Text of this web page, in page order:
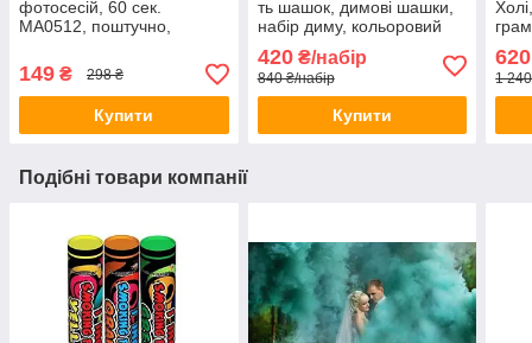
фотосесій, 60 сек.
MA0512, поштучно,
фотосесій, Кольорові
димові шашки
149 ₴ 298 ₴
Купити
ть шашок, димові шашки,
набір диму, кольоровий
дим
420₴/набір
840 ₴/набір
Купити
620
1
Подібні товари компанії